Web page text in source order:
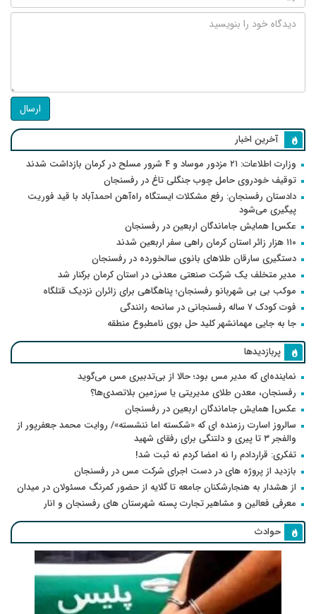
ارسال
آخرین اخبار
وزارت اطلاعات: ۲۱ مزدور موساد و ۴ شرور مسلح در کرمان بازداشت شدند
توقیف خودروی حامل چوب جنگلی تاغ در رفسنجان
دادستان رفسنجان: رفع مشکلات ایستگاه راه‌آهن احمدآباد با قید فوریت
پیگیری می‌شود
عکس| همایش جاماندگان اربعین در رفسنجان
۱۱۰ هزار زائر استان کرمان راهی سفر اربعین شدند
دستگیری سارقان طلاهای بانوی سالخورده در رفسنجان
مدیر متخلف یک شرکت صنعتی معدنی در استان کرمان برکنار شد
موکب بی بی شهربانو رفسنجان؛ پناهگاهی برای زائران نزدیک قتلگاه
فوت کودک ۷ ساله رفسنجانی در سانحه رانندگی
جا به جایی مهمانشهر کلید حل بوی نامطبوع منطقه
پربازدیدها
نماینده‌ای که مدیر مس بود؛ حالا از بی‌تدبیری مس می‌گوید
رفسنجان، معدن طلای مدیریتی یا سرزمین بلاتصدی‌ها؟
عکس| همایش جاماندگان اربعین در رفسنجان
سالروز اسارت رزمنده ای که «شکسته اما ننشسته»/ روایت محمد جعفرپور از
والفجر ۳ تا پیری و دلتنگی برای رفقای شهید
تفکری: قراردادم را نه امضا کردم نه ثبت شد!
بازدید از پروژه های در دست اجرای شرکت مس در رفسنجان
از هشدار به هنجارشکنان جامعه تا گلایه از حضور کمرنگ مسئولان در میدان
معرفی فعالین و مشاهیر تجارت پسته شهرستان های رفسنجان و انار
حوادث